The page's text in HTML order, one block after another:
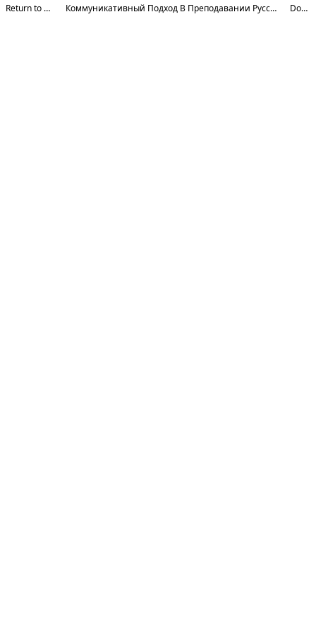
Return to Article Details Коммуникативный Подход В Преподавании Русского Языка Студентам Профессиональных Школ Download